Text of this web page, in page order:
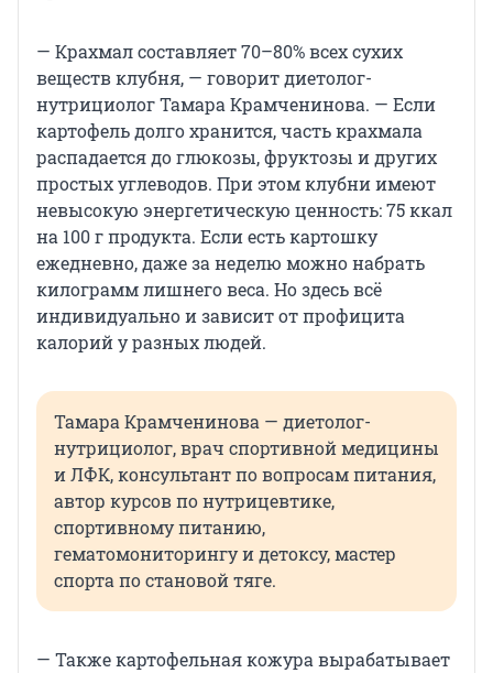
— Крахмал составляет 70–80% всех сухих
веществ клубня, — говорит диетолог-
нутрициолог Тамара Крамченинова. — Если
картофель долго хранится, часть крахмала
распадается до глюкозы, фруктозы и других
простых углеводов. При этом клубни имеют
невысокую энергетическую ценность: 75 ккал
на 100 г продукта. Если есть картошку
ежедневно, даже за неделю можно набрать
килограмм лишнего веса. Но здесь всё
индивидуально и зависит от профицита
калорий у разных людей.
Тамара Крамченинова — диетолог-
нутрициолог, врач спортивной медицины
и ЛФК, консультант по вопросам питания,
автор курсов по нутрицевтике,
спортивному питанию,
гематомониторингу и детоксу, мастер
спорта по становой тяге.
— Также картофельная кожура вырабатывает